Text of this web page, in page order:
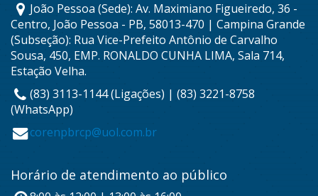
João Pessoa (Sede): Av. Maximiano Figueiredo, 36 -
Centro, João Pessoa - PB, 58013-470 | Campina Grande
(Subseção): Rua Vice-Prefeito Antônio de Carvalho
Sousa, 450, EMP. RONALDO CUNHA LIMA, Sala 714,
Estação Velha.
(83) 3113-1144 (Ligações) | (83) 3221-8758
(WhatsApp)
corenpbrcp@uol.com.br
Horário de atendimento ao público